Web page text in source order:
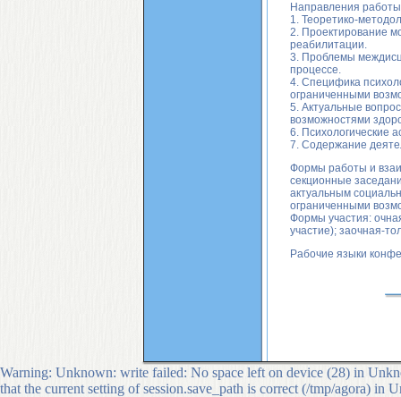
Направления
1. Теоретико-
2. Проектирование
реабилитации.
3. Проблемы
процессе.
4. Специфика
ограниченными
5. Актуальные
возможностями
6. Психологические
7. Содержание
Формы работы и
секционные
актуальным
ограниченными
Формы участия:
участие); заочная-
Рабочие языки
Warning: Unknown: write failed: No space left on device (28) in
that the current setting of session.save_path is correct (/tmp/agora) in